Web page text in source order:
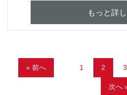
もっと詳し
« 前へ 1 2 3
次へ